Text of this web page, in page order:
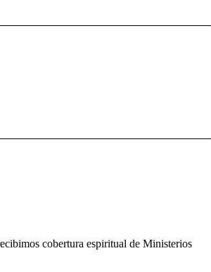
cobertura espiritual de Ministerios